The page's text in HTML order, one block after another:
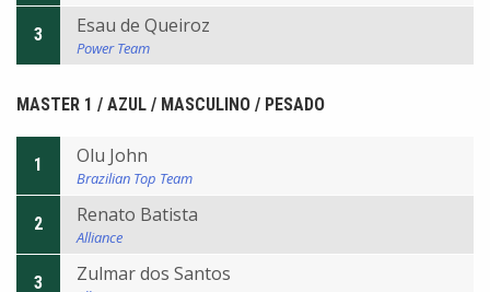
3 Esau de Queiroz
Power Team
MASTER 1 / AZUL / MASCULINO / PESADO
1 Olu John
Brazilian Top Team
2 Renato Batista
Alliance
3 Zulmar dos Santos